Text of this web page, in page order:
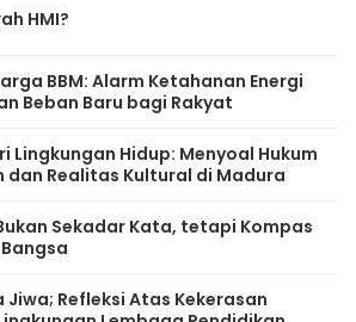
HMI?
BBM: Alarm Ketahanan Energi
Beban Baru bagi Rakyat
Lingkungan Hidup: Menyoal Hukum
dan Realitas Kultural di Madura
Sekadar Kata, tetapi Kompas
Jiwa; Refleksi Atas Kekerasan